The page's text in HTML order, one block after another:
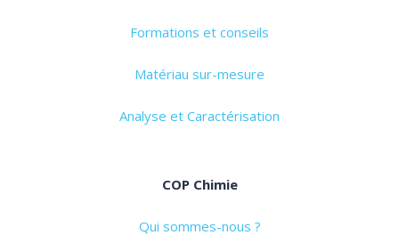
Formations et conseils
Matériau sur-mesure
Analyse et Caractérisation
COP Chimie
Qui sommes-nous ?